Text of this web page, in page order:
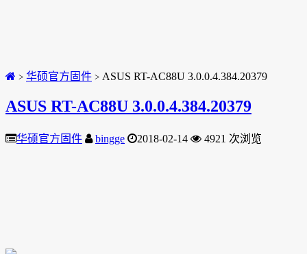
> 华硕官方固件 > ASUS RT-AC88U 3.0.0.4.384.20379
ASUS RT-AC88U 3.0.0.4.384.20379
华硕官方固件 bingge 2018-02-14 4921 次浏览